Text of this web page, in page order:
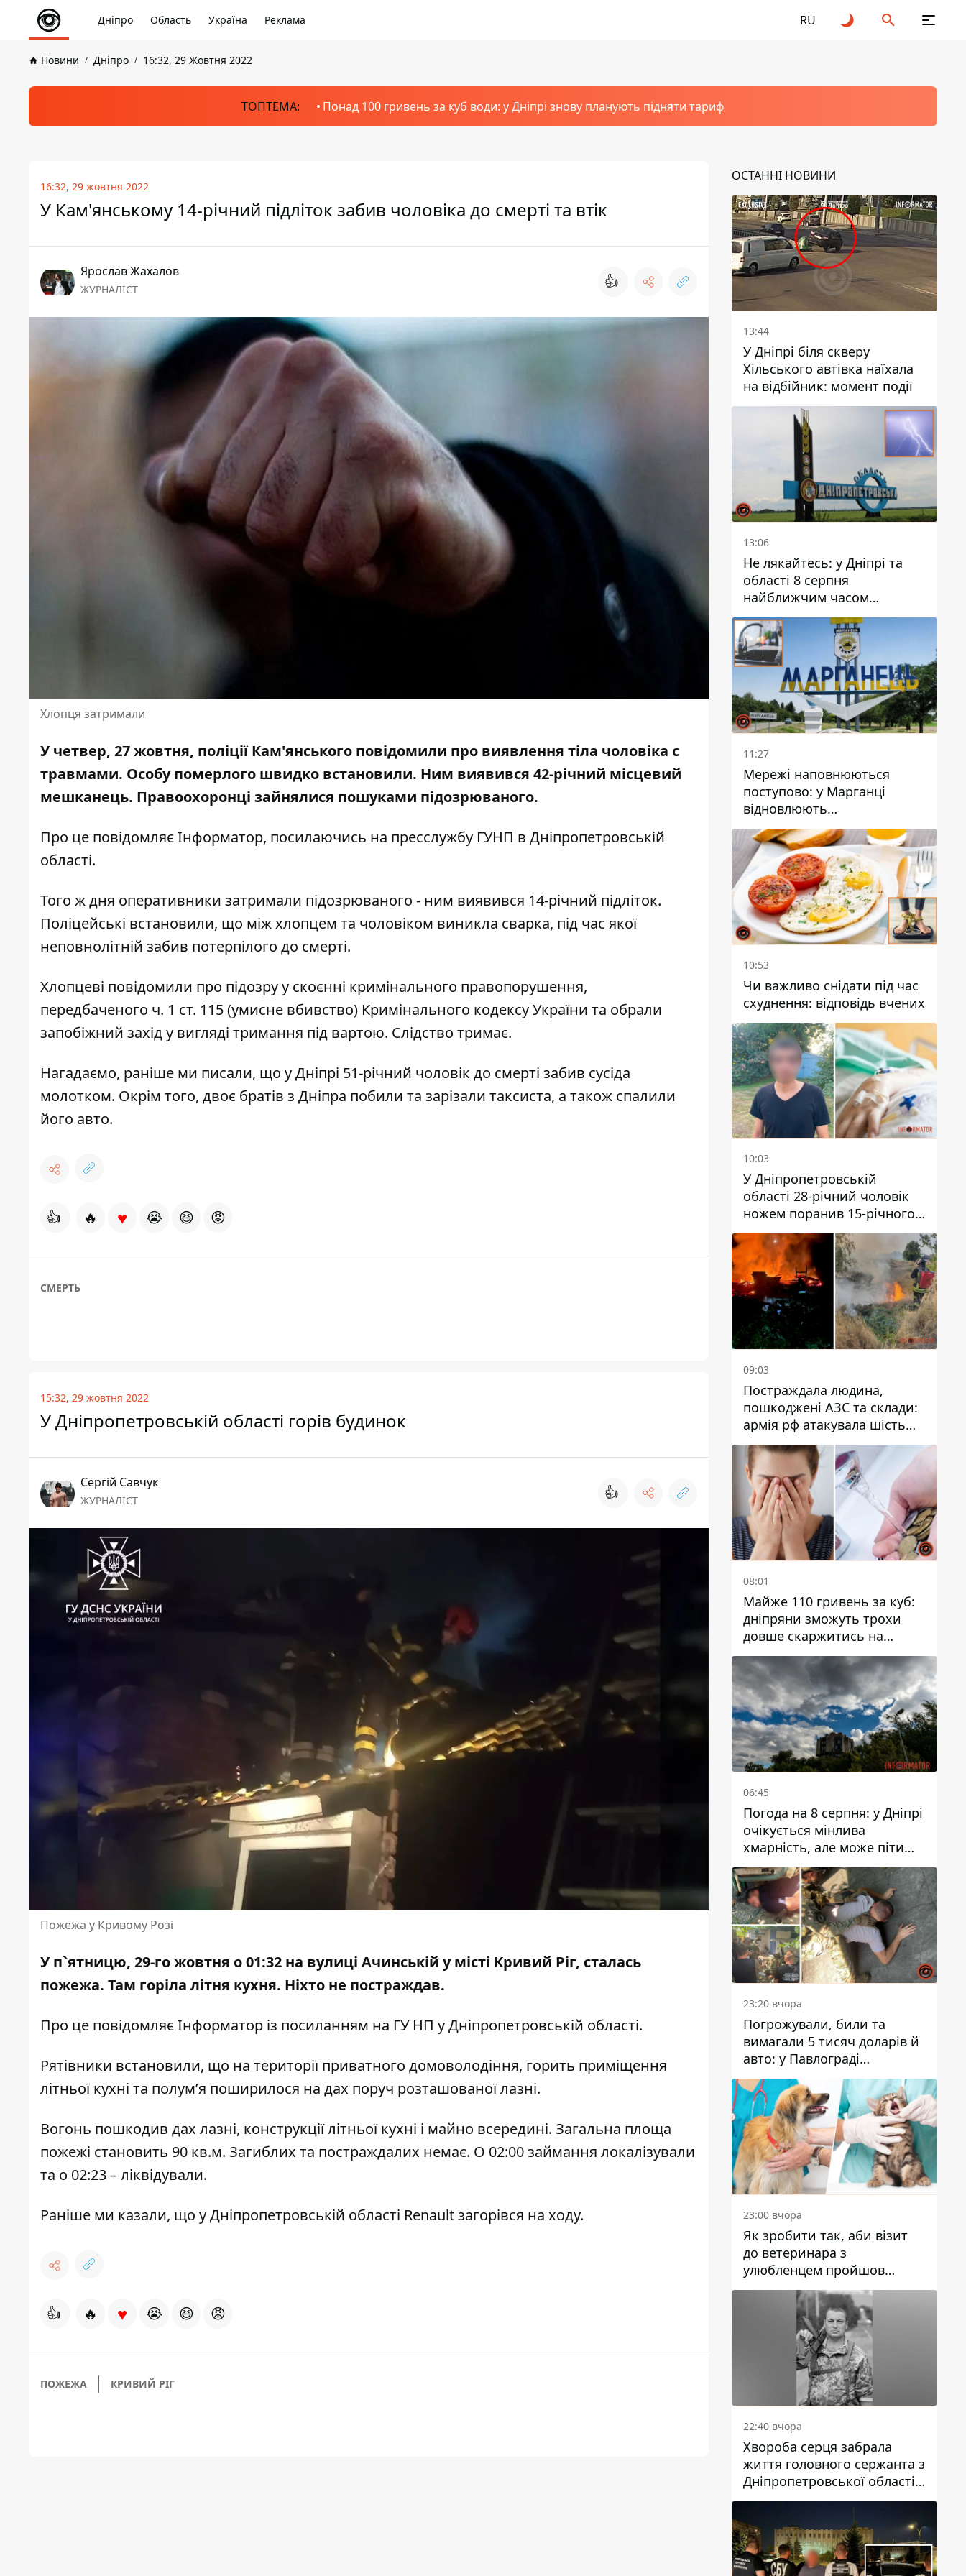
Дніпро Область Україна Реклама RU
Новини Дніпро 16:32, 29 Жовтня 2022
ТОПТЕМА: Понад 100 гривень за куб води: у Дніпрі знову планують підняти тариф
16:32, 29 жовтня 2022
У Кам'янському 14-річний підліток забив чоловіка до смерті та втік
Ярослав Жахалов
ЖУРНАЛІСТ 👍
Хлопця затримали
У четвер, 27 жовтня, поліції Кам'янського повідомили про виявлення тіла чоловіка с
травмами. Особу померлого швидко встановили. Ним виявився 42-річний місцевий
мешканець. Правоохоронці зайнялися пошуками підозрюваного.
Про це повідомляє Інформатор, посилаючись на пресслужбу ГУНП в Дніпропетровській
області.
Того ж дня оперативники затримали підозрюваного - ним виявився 14-річний підліток.
Поліцейські встановили, що між хлопцем та чоловіком виникла сварка, під час якої
неповнолітній забив потерпілого до смерті.
Хлопцеві повідомили про підозру у скоєнні кримінального правопорушення,
передбаченого ч. 1 ст. 115 (умисне вбивство) Кримінального кодексу України та обрали
запобіжний захід у вигляді тримання під вартою. Слідство тримає.
Нагадаємо, раніше ми писали, що у Дніпрі 51-річний чоловік до смерті забив сусіда
молотком. Окрім того, двоє братів з Дніпра побили та зарізали таксиста, а також спалили
його авто.
👍 🔥 ♥ 😭 😆 😡
СМЕРТЬ
15:32, 29 жовтня 2022
У Дніпропетровській області горів будинок
Сергій Савчук
ЖУРНАЛІСТ 👍
Пожежа у Кривому Розі
У п`ятницю, 29-го жовтня о 01:32 на вулиці Ачинській у місті Кривий Ріг, сталась
пожежа. Там горіла літня кухня. Ніхто не постраждав.
Про це повідомляє Інформатор із посиланням на ГУ НП у Дніпропетровській області.
Рятівники встановили, що на території приватного домоволодіння, горить приміщення
літньої кухні та полум’я поширилося на дах поруч розташованої лазні.
Вогонь пошкодив дах лазні, конструкції літньої кухні і майно всередині. Загальна площа
пожежі становить 90 кв.м. Загиблих та постраждалих немає. О 02:00 займання локалізували
та о 02:23 – ліквідували.
Раніше ми казали, що у Дніпропетровській області Renault загорівся на ходу.
👍 🔥 ♥ 😭 😆 😡
ПОЖЕЖА КРИВИЙ РІГ
ОСТАННІ НОВИНИ
13:44
У Дніпрі біля скверу
Хільського автівка наїхала
на відбійник: момент події
13:06
Не лякайтесь: у Дніпрі та
області 8 серпня
найближчим часом
очікується гроза
11:27
Мережі наповнюються
поступово: у Марганці
відновлюють
водопостачання
10:53
Чи важливо снідати під час
схуднення: відповідь вчених
10:03
У Дніпропетровській
області 28-річний чоловік
ножем поранив 15-річного
хлопця
09:03
Постраждала людина,
пошкоджені АЗС та склади:
армія рф атакувала шість
районів Дніпропетровської
області
08:01
Майже 110 гривень за куб:
дніпряни зможуть трохи
довше скаржитись на
заплановані тарифи на воду
на 2027 рік
06:45
Погода на 8 серпня: у Дніпрі
очікується мінлива
хмарність, але може піти
дощ
23:20 вчора
Погрожували, били та
вимагали 5 тисяч доларів й
авто: у Павлограді
затримали двох чоловіків
23:00 вчора
Як зробити так, аби візит
до ветеринара з
улюбленцем пройшов
спокійно: прості поради
22:40 вчора
Хвороба серця забрала
життя головного сержанта з
Дніпропетровської області
Юрія Свистуна